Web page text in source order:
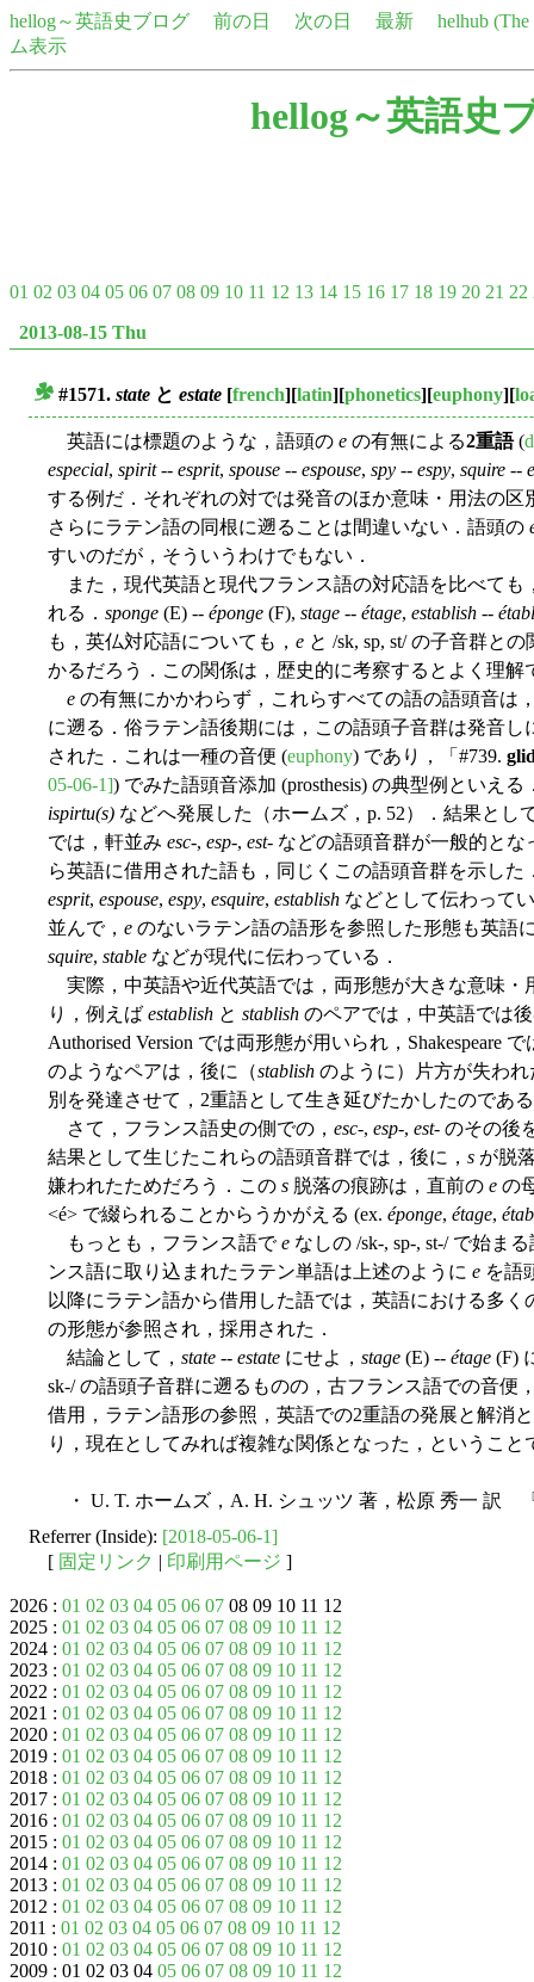
hellog～英語史ブログ 前の日 次の日 最新
helhub
ム表示
hellog～英語史
01 02 03 04 05 06 07 08 09 10 11 12 13 14 15 16 17 18 19 20 21 22
2013-08-15 Thu
#1571. state と estate [french][latin][phonetics][euphony][
英語には標題のような，語頭の e の有無による2重語(
especial, spirit-- esprit, spouse -- espouse, spy -- espy, squire --
する例だ．それぞれの対では発音のほか意味・用法の
さらにラテン語の同根に遡ることは間違いない．語頭の
すいのだが，そういうわけでもない．
また，現代英語と現代フランス語の対応語を比べても
れる． sponge (E) -- éponge (F), stage -- étage, establish --
も，英仏対応語についても， e と /sk, sp, st/ の子音群と
かるだろう．この関係は，歴史的に考察するとよく理解
e の有無にかかわらず，これらすべての語の語頭音は
に遡る．俗ラテン語後期には，この語頭子音群は発音
された．これは一種の音便 (euphony) であり，「#739.
05-06-1]) でみた語頭音添加 (prosthesis) の典型例といえ
ispirtu(s) などへ発展した（ホームズ，p. 52）．結果と
では，軒並み esc-, esp-, est- などの語頭音群が一般的と
ら英語に借用された語も，同じくこの語頭音群を示し
esprit, espouse, espy, esquire, establish などとして伝わって
並んで， e のないラテン語の語形を参照した形態も英語
squire, stable などが現代に伝わっている．
実際，中英語や近代英語では，両形態が大きな意味・
り，例えば establish と stablish のペアでは，中英語では
Authorised Version では両形態が用いられ，Shakespeare
のようなペアは，後に（stablish のように）片方が失わ
別を発達させて，2重語として生き延びたかしたのであ
さて，フランス語史の側での， esc-, esp-, est- のその後
結果として生じたこれらの語頭音群では，後に， s が脱
嫌われたためだろう．この s 脱落の痕跡は，直前の e の
<é> で綴られることからうかがえる (ex. éponge, étage,
もっとも，フランス語でe なしの /sk-, sp-, st-/ で始ま
ンス語に取り込まれたラテン単語は上述のように e を語
以降にラテン語から借用した語では，英語における多
の形態が参照され，採用された．
結論として， state -- estate にせよ， stage (E) -- étage (F)
sk-/ の語頭子音群に遡るものの，古フランス語での音便
借用，ラテン語形の参照，英語での2重語の発展と解消
り，現在としてみれば複雑な関係となった，ということ
・ U. T. ホームズ，A. H. シュッツ 著，松原 秀一 訳
Referrer (Inside): [2018-05-06-1]
[ 固定リンク | 印刷用ページ ]
2026 : 01 02 03 04 05 06 07 08 09 10 11 12
2025 : 01 02 03 04 05 06 07 08 09 10 11 12
2024 : 01 02 03 04 05 06 07 08 09 10 11 12
2023 : 01 02 03 04 05 06 07 08 09 10 11 12
2022 : 01 02 03 04 05 06 07 08 09 10 11 12
2021 : 01 02 03 04 05 06 07 08 09 10 11 12
2020 : 01 02 03 04 05 06 07 08 09 10 11 12
2019 : 01 02 03 04 05 06 07 08 09 10 11 12
2018 : 01 02 03 04 05 06 07 08 09 10 11 12
2017 : 01 02 03 04 05 06 07 08 09 10 11 12
2016 : 01 02 03 04 05 06 07 08 09 10 11 12
2015 : 01 02 03 04 05 06 07 08 09 10 11 12
2014 : 01 02 03 04 05 06 07 08 09 10 11 12
2013 : 01 02 03 04 05 06 07 08 09 10 11 12
2012 : 01 02 03 04 05 06 07 08 09 10 11 12
2011 : 01 02 03 04 05 06 07 08 09 10 11 12
2010 : 01 02 03 04 05 06 07 08 09 10 11 12
2009 : 01 02 03 04 05 06 07 08 09 10 11 12